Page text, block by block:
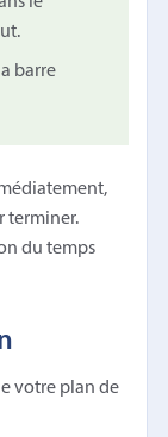
barre
terminer.
du temps
votre plan de